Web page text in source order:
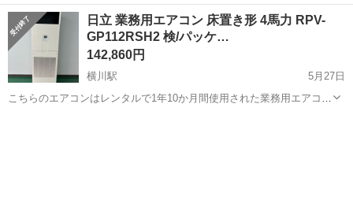
な方にピッタリ◎ ガソリンスタンド併設の コンビニエンスストアでの
オシゴト★ 『週3日勤務』&『残業なし』だから、 プライベートとの
メリハリもバッチリ保てま...
広島 横川駅 コンビニ
日立 業務用エアコン 床置き形 4馬力 RPV-
GP112RSH2 検/パッケ…
142,860円
横川駅
5月27日
こちらのエアコンはレンタルで1年10か月間使用された業務用エアコン